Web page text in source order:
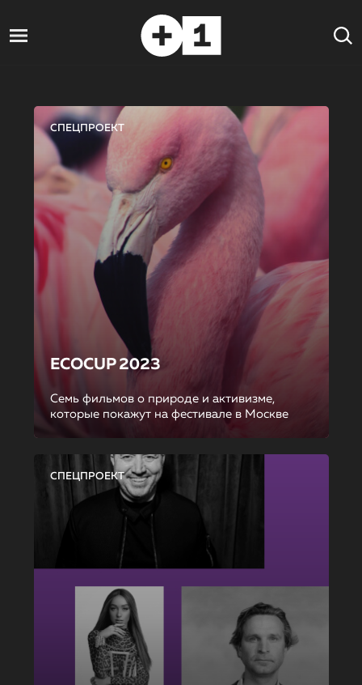
СПЕЦПРОЕКТ
ECOCUP 2023
Семь фильмов о природе и активизме,
которые покажут на фестивале в Москве
СПЕЦПРОЕКТ